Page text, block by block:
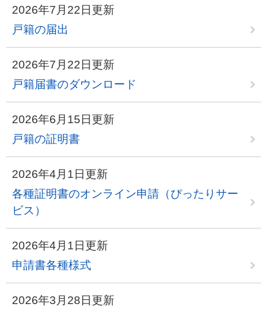
2026年7月22日更新
戸籍の届出
2026年7月22日更新
戸籍届書のダウンロード
2026年6月15日更新
戸籍の証明書
2026年4月1日更新
各種証明書のオンライン申請（ぴったりサー
ビス）
2026年4月1日更新
申請書各種様式
2026年3月28日更新